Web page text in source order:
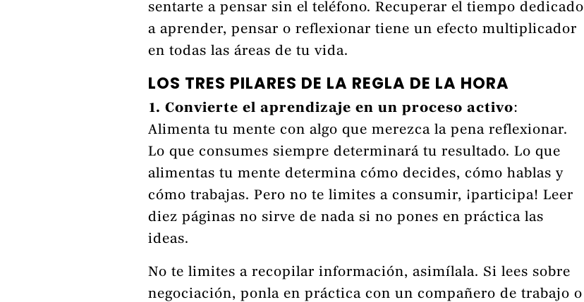
sentarte a pensar sin el teléfono. Recuperar el tiempo dedicado
a aprender, pensar o reflexionar tiene un efecto multiplicador
en todas las áreas de tu vida.
LOS TRES PILARES DE LA REGLA DE LA HORA
1. Convierte el aprendizaje en un proceso activo:
Alimenta tu mente con algo que merezca la pena reflexionar.
Lo que consumes siempre determinará tu resultado. Lo que
alimentas tu mente determina cómo decides, cómo hablas y
cómo trabajas. Pero no te limites a consumir, ¡participa! Leer
diez páginas no sirve de nada si no pones en práctica las
ideas.
No te limites a recopilar información, asimílala. Si lees sobre
negociación, ponla en práctica con un compañero de trabajo o